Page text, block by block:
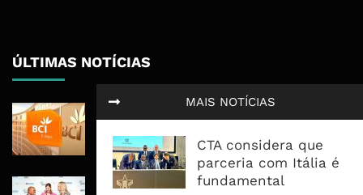
MAIS NOTÍCIAS
CTA considera que
parceria com Itália é
fundamental
ÚLTIMAS NOTÍCIAS
BCI Lucra 3,34 Mil Milhões De
Recua 5,5%
RAIZ Arranca Com 4 Milhões De